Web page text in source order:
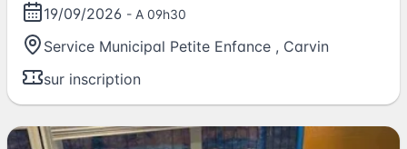
19/09/2026 - A 09h30
Service Municipal Petite Enfance , Carvin
sur inscription